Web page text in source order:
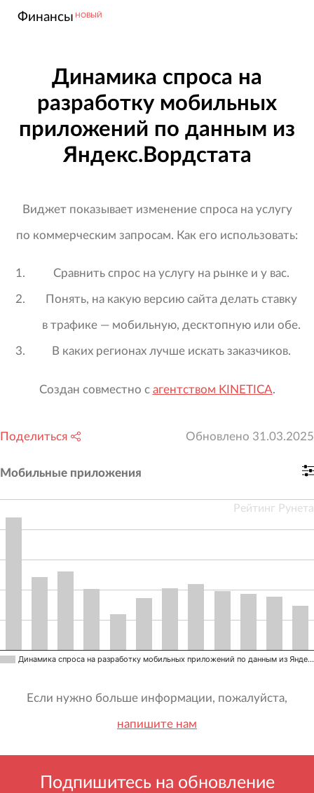
Финансы НОВЫЙ
Динамика спроса на
разработку мобильных
приложений по данным из
Яндекс.Вордстата
Виджет показывает изменение спроса на услугу
по коммерческим запросам. Как его использовать:
Сравнить спрос на услугу на рынке и у вас.
Понять, на какую версию сайта делать ставку
в трафике — мобильную, десктопную или обе.
В каких регионах лучше искать заказчиков.
Создан совместно с агентством KINETICA.
Поделиться Обновлено 31.03.2025
Мобильные приложения
Динамика спроса на разработку мобильных приложений по данным из Янде…
Рейтинг Рунета
Если нужно больше информации, пожалуйста,
напишите нам
Подпишитесь на обновление